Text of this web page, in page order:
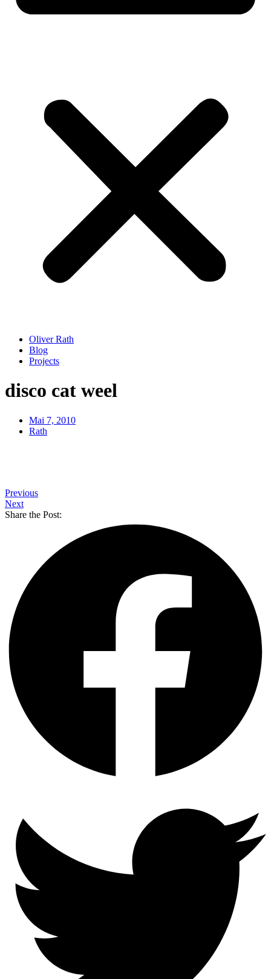
Oliver Rath
Blog
Projects
disco cat weel
Mai 7, 2010
Rath
Previous
Next
Share the Post: